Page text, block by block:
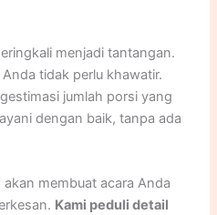
menjadi tantangan.
tidak perlu khawatir.
jumlah porsi yang
dengan baik, tanpa ada
membuat acara Anda
Kami peduli detail